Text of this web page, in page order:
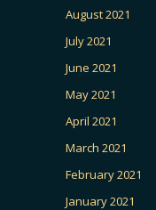
August 2021
July 2021
June 2021
May 2021
April 2021
March 2021
February 2021
January 2021